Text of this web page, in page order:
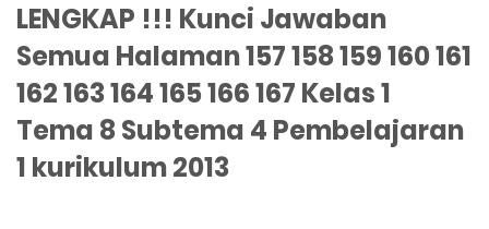
LENGKAP !!! Kunci Jawaban
Semua Halaman 157 158 159 160 161
162 163 164 165 166 167 Kelas 1
Tema 8 Subtema 4 Pembelajaran
1 kurikulum 2013